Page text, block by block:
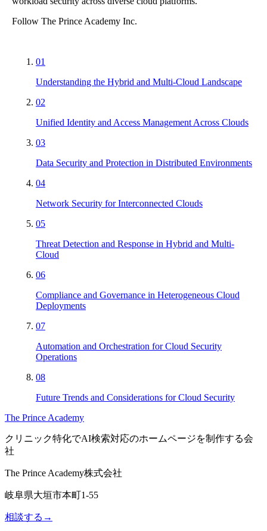
Follow The Prince Academy Inc.
01
Understanding the Hybrid and Multi-Cloud Landscape
02
Unified Identity and Access Management Across Clouds
03
Data Security and Protection in Distributed Environments
04
Network Security for Interconnected Clouds
05
Threat Detection and Response in Hybrid and Multi-
Cloud
06
Compliance and Governance in Heterogeneous Cloud
Deployments
07
Automation and Orchestration for Cloud Security
Operations
08
Future Trends and Considerations for Cloud Security
The Prince Academy
クリニック特化でAI検索対応のホームページを制作する会
社
The Prince Academy株式会社
岐阜県大垣市本町1-55
相談する →